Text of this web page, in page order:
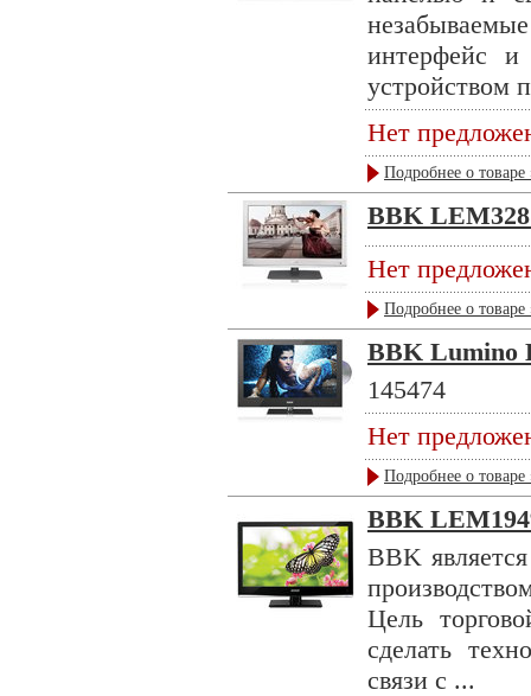
интерфейс
устройством
Нет
Подробнее о товаре
BBK
Нет
Подробнее о товаре
BBK Lumino
145474
Нет
Подробнее о товаре
BBK
BBK
Цель
сделать
связи с ...